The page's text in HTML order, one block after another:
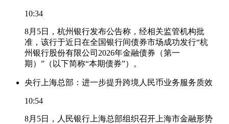
10:34
8月5日，杭州银行发布公告称，经相关监管机构批
准，该行于近日在全国银行间债券市场成功发行“杭
州银行股份有限公司2026年金融债券（第一
期）”（以下简称“本期债券”）。
央行上海总部：进一步提升跨境人民币业务服务质效
10:54
8月5日，人民银行上海总部组织召开上海市金融形势